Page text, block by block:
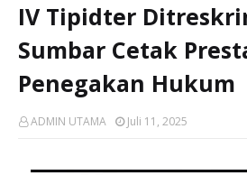
IV Tipidter
Sumbar Cetak
Penegakan Hukum
ADMIN UTAMA Juli 11, 2025